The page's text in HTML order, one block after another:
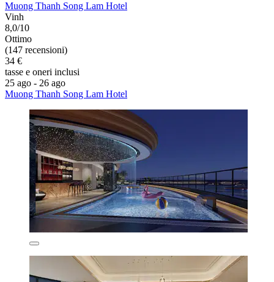
Muong Thanh Song Lam Hotel
Vinh
8,0/10
Ottimo
(147 recensioni)
34 €
tasse e oneri inclusi
25 ago - 26 ago
Muong Thanh Song Lam Hotel